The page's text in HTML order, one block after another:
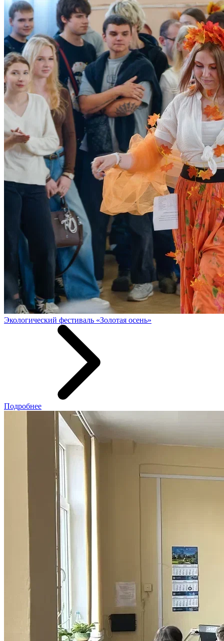
Экологический фестиваль «Золотая осень»
Подробнее